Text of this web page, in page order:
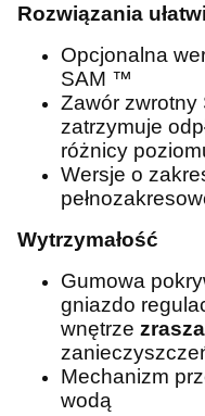
Rozwiązania
Opcjonalna
SAM ™
Zawór
zatrzymuje
różnicy
Wersje o
Wytrzymałość
Gumowa
gniazdo
wnętrze
Mechanizm
wodą